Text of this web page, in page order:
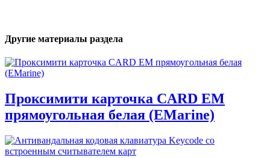
Другие материалы раздела
Проксимити карточка CARD EM
прямоугольная белая (EMarine)